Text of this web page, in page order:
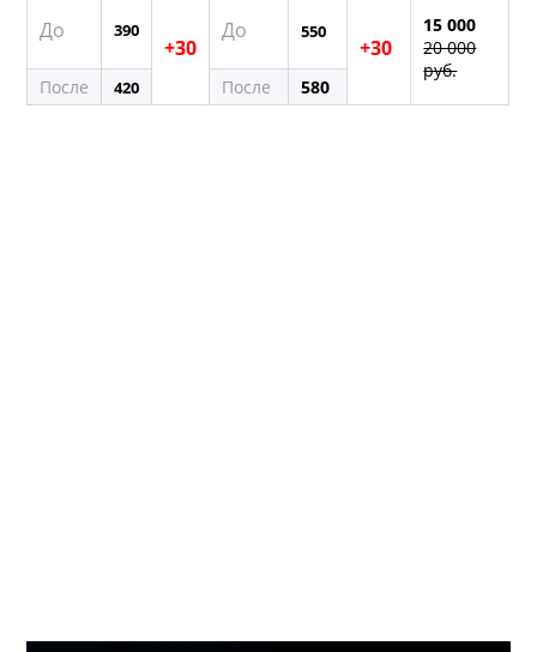
До 390
+30
До 550
+30
15 000
20 000
руб.
После 420 После 580